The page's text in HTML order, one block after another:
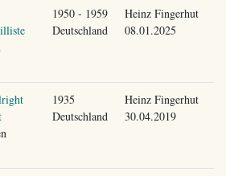
1950 - 1959
Deutschland
Heinz Fingerhut
08.01.2025
1935
Deutschland
Heinz Fingerhut
30.04.2019